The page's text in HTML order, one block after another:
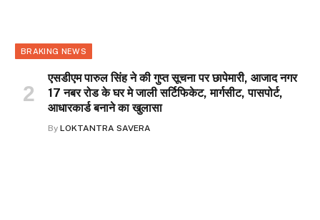
BRAKING NEWS
एसडीएम पारुल सिंह ने की गुप्त सूचना पर छापेमारी, आजाद नगर
17 नबर रोड के घर मे जाली सर्टिफिकेट, मार्गसीट, पासपोर्ट,
आधारकार्ड बनाने का खुलासा
By LOKTANTRA SAVERA